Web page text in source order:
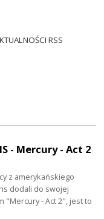
RSS
- Mercury - Act 2
z amerykańskiego
dodali do swojej
"Mercury - Act 2", jest to